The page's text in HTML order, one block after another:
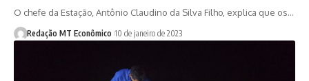
O chefe da Estação, Antônio Claudino da Silva Filho, explica que os…
Redação MT Econômico 10 de janeiro de 2023